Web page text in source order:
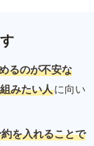
るのが不安な
みたい人に向い
を入れることで